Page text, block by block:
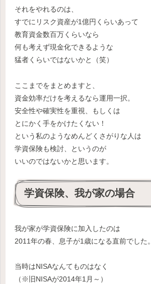
それをやれるのは、
すでにリスク資産が1億円くらいあって
教育資金数百万くらいなら
何も考えず現金化できるような
猛者くらいではないかと（笑）
ここまでをまとめますと、
資金効率だけを考えるなら運用一択。
安全性や確実性を重視、もしくは
とにかく手をかけたくない！
という私のようなめんどくさがりな人は
学資保険も検討、というのが
いいのではないかと思います。
学資保険、我が家の場合
我が家が学資保険に加入したのは
2011年の春、息子が1歳になる直前でした。
当時はNISAなんてものはなく
（※旧NISAが2014年1月～）